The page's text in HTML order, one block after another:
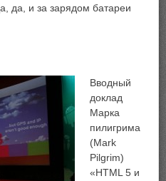
да, и за зарядом батареи
Вводный
доклад
Марка
пилигрима
(Mark
Pilgrim)
«HTML 5 и